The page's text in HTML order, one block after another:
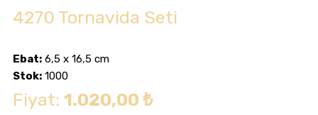
4270 Tornavida Seti
Ebat:6,5 x 16,5 cm
Stok:1000
Fiyat: 1.020,00 ₺